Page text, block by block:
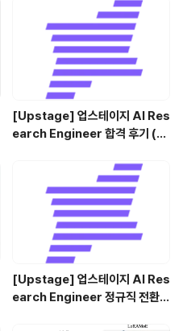
[Upstage] 업스테이지 AI Res
earch Engineer 합격 후기 (정
[Upstage] 업스테이지 AI Res
earch Engineer 정규직 전환